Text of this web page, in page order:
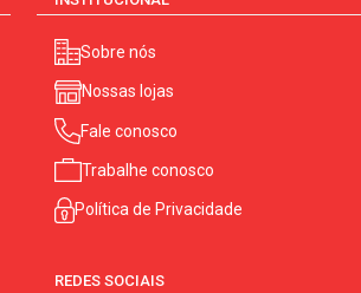
Sobre nós
Nossas lojas
Fale conosco
Trabalhe conosco
Política de Privacidade
REDES SOCIAIS